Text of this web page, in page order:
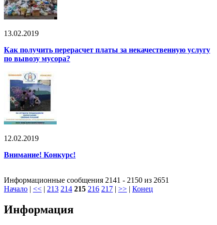
13.02.2019
Как получить перерасчет платы за некачественную услугу
по вывозу мусора?
12.02.2019
Внимание! Конкурс!
Информационные сообщения 2141 - 2150 из 2651
Начало | << | 213 214 215 216 217 | >> | Конец
Информация